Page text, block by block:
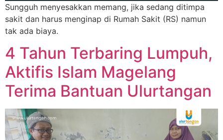
Sungguh menyesakkan memang, jika sedang ditimpa
sakit dan harus menginap di Rumah Sakit (RS) namun
tak ada biaya.
4 Tahun Terbaring Lumpuh,
Aktifis Islam Magelang
Terima Bantuan Ulurtangan